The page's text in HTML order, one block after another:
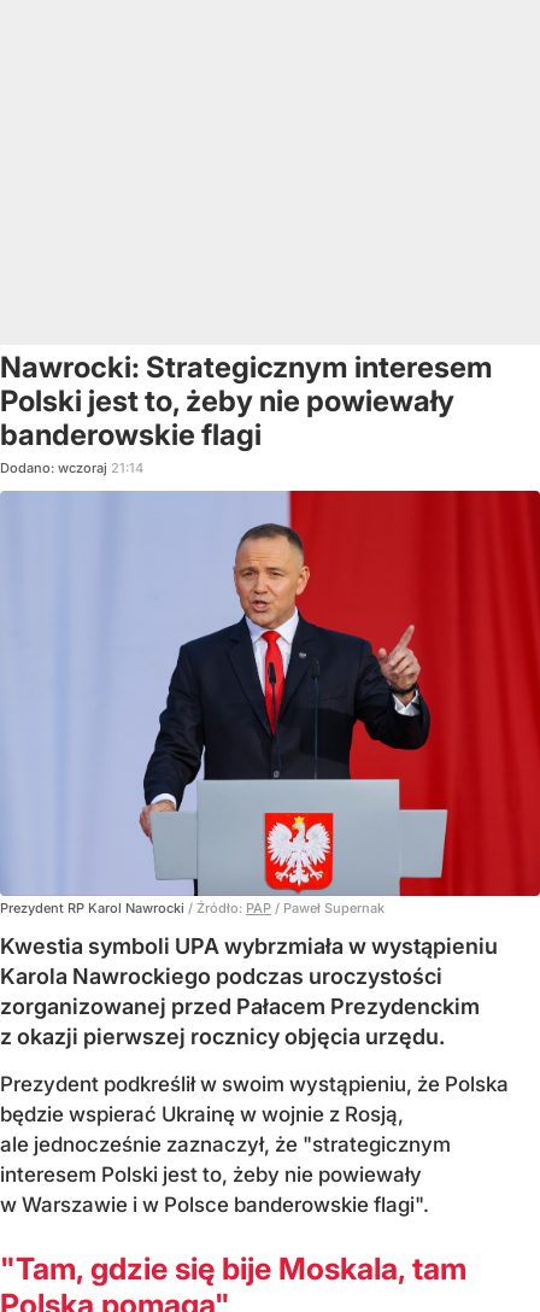
Nawrocki: Strategicznym interesem
Polski jest to, żeby nie powiewały
banderowskie flagi
Dodano: wczoraj 21:14
Prezydent RP Karol Nawrocki / Źródło: PAP / Paweł Supernak
Kwestia symboli UPA wybrzmiała w wystąpieniu
Karola Nawrockiego podczas uroczystości
zorganizowanej przed Pałacem Prezydenckim
z okazji pierwszej rocznicy objęcia urzędu.
Prezydent podkreślił w swoim wystąpieniu, że Polska
będzie wspierać Ukrainę w wojnie z Rosją,
ale jednocześnie zaznaczył, że "strategicznym
interesem Polski jest to, żeby nie powiewały
w Warszawie i w Polsce banderowskie flagi".
"Tam, gdzie się bije Moskala, tam
Polska pomaga"